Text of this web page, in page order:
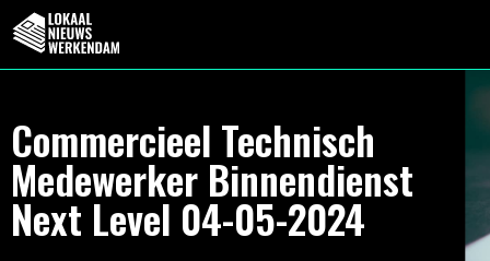
Commercieel Technisch
Medewerker Binnendienst
Next Level 04-05-2024